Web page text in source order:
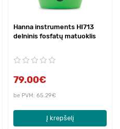
Hanna instruments HI713
delninis fosfatų matuoklis
79.00€
be PVM: 65.29€
Į krepšelį